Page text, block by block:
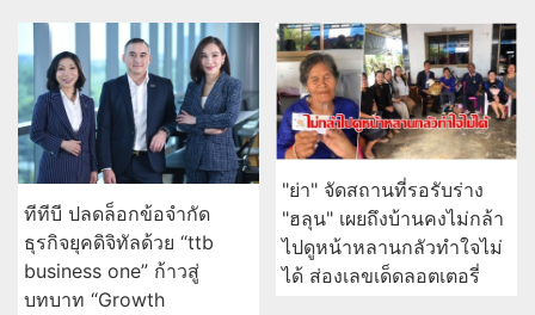
ทีทีบี ปลดล็อกข้อจำกัด
ธุรกิจยุคดิจิทัลด้วย “ttb
business one” ก้าวสู่
บทบาท “Growth
"ย่า" จัดสถานที่รอรับร่าง
"ฮลุน" เผยถึงบ้านคงไม่กล้า
ไปดูหน้าหลานกลัวทำใจไม่
ได้ ส่องเลขเด็ดลอตเตอรี่